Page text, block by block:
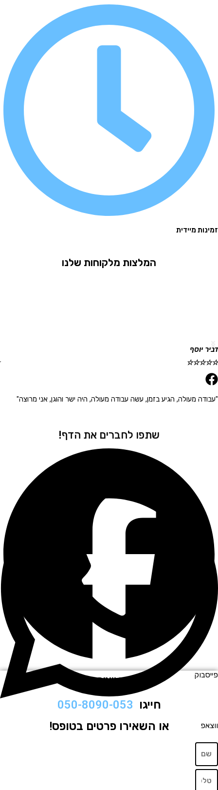
מיידית
המלצות מלקוחות שלנו
יוסף
☆
☆
☆
☆
מעולה, הגיע בזמן, עשה עבודה מעולה, היה ישר והוגן, אני מרוצה"
☆
שתפו לחברים את הדף!
לתיאום ויצירת קשר
חייגו 050-8090-053
או השאירו פרטים בטופס!